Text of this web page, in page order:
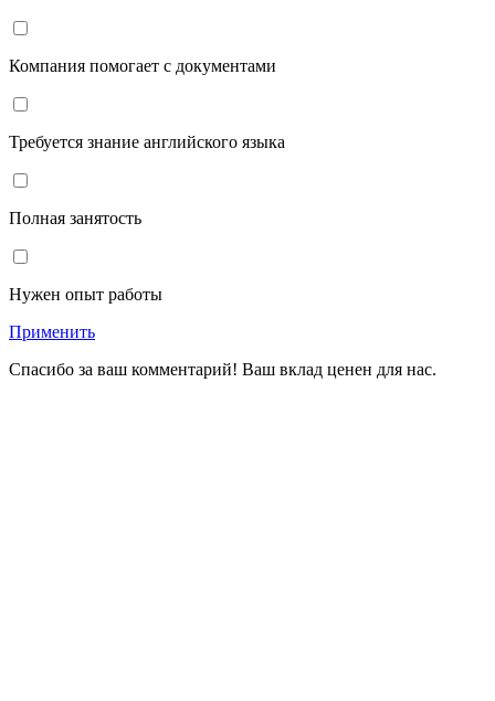
Компания помогает с документами
Требуется знание английского языка
Полная занятость
Нужен опыт работы
Применить
Спасибо за ваш комментарий! Ваш вклад ценен для нас.